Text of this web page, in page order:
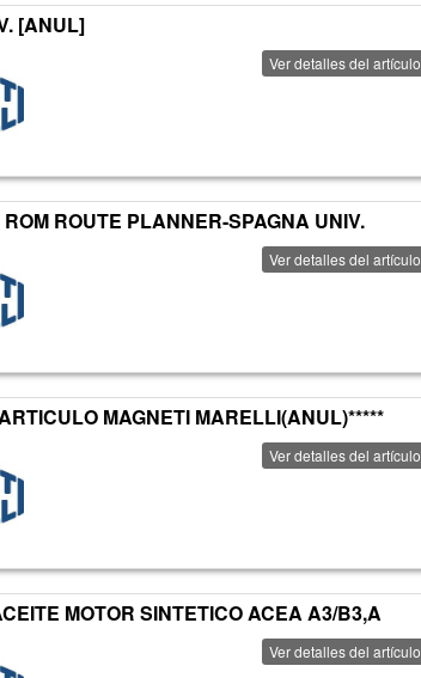
[ANUL]
Ver detalles del artículo
ROUTE PLANNER-SPAGNA UNIV.
Ver detalles del artículo
MAGNETI MARELLI(ANUL)*****
Ver detalles del artículo
MOTOR SINTETICO ACEA A3/B3,A
Ver detalles del artículo